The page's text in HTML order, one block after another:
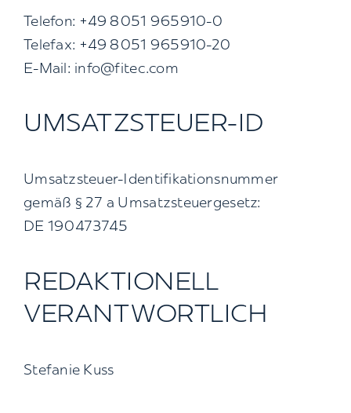
Telefon: +49 8051 965910-0
Telefax: +49 8051 965910-20
E-Mail: info@fitec.com
UMSATZSTEUER-ID
Umsatzsteuer-Identifikationsnummer
gemäß § 27 a Umsatzsteuergesetz:
DE 190473745
REDAKTIONELL
VERANTWORTLICH
Stefanie Kuss